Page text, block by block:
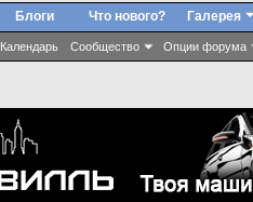
Календарь Сообщество Опции форума
Блоги Что нового? Галерея